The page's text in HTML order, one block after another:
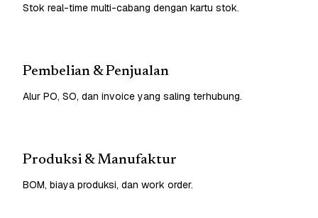
Stok real-time multi-cabang dengan kartu stok.
Pembelian & Penjualan
Alur PO, SO, dan invoice yang saling terhubung.
Produksi & Manufaktur
BOM, biaya produksi, dan work order.